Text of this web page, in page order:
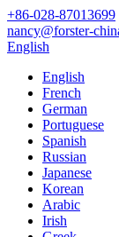
+86-028-87013699
nancy@forster-
English
English
French
German
Portuguese
Spanish
Russian
Japanese
Korean
Arabic
Irish